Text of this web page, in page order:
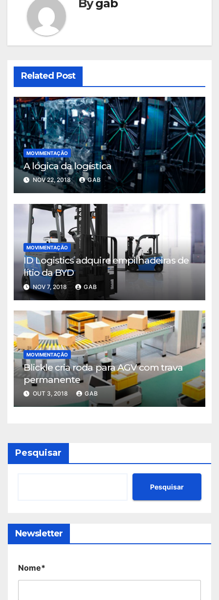
Bygab
Related Post
MOVIMENTAÇÃO
A lógica da logística
NOV 22, 2018 GAB
MOVIMENTAÇÃO
ID Logistics adquire empilhadeiras de
lítio da BYD
NOV 7, 2018 GAB
MOVIMENTAÇÃO
Blickle cria roda para AGV com trava
permanente
OUT 3, 2018 GAB
Pesquisar
Pesquisar
Newsletter
Nome*